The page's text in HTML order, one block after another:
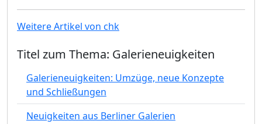
Weitere Artikel von chk
Titel zum Thema: Galerieneuigkeiten
Galerieneuigkeiten: Umzüge, neue Konzepte
und Schließungen
Neuigkeiten aus Berliner Galerien